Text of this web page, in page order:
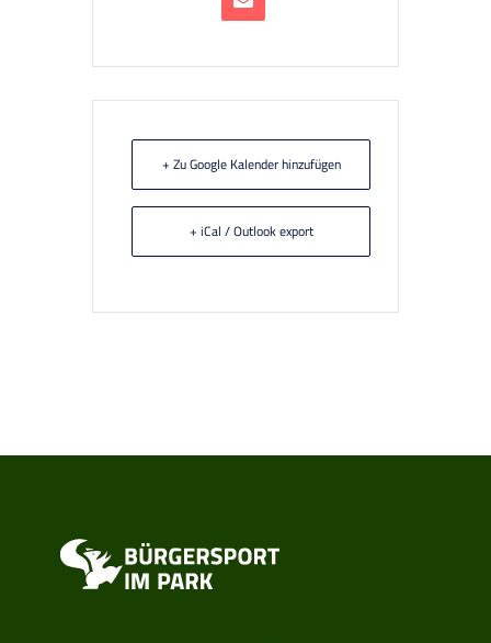
+ Zu Google Kalender hinzufügen
+ iCal / Outlook export